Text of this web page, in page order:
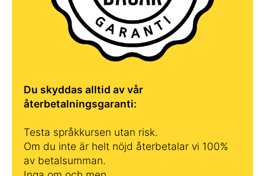
Du skyddas alltid av vår
återbetalningsgaranti:
Testa språkkursen utan risk.
Om du inte är helt nöjd återbetalar vi 100%
av betalsumman.